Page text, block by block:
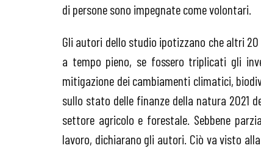
di persone sono impegnate come volontari.
Gli autori dello studio ipotizzano che altri
a tempo pieno, se fossero triplicati gli
mitigazione dei cambiamenti climatici,
sullo stato delle finanze della natura 2021
settore agricolo e forestale. Sebbene
lavoro, dichiarano gli autori. Ciò va visto